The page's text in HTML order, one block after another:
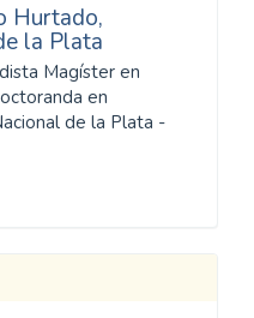
Hurtado,
la Plata
Magíster en
en
de la Plata -